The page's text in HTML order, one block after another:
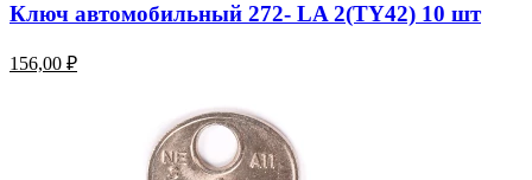
Ключ автомобильный 272- LA 2(TY42) 10 шт
156,00 ₽